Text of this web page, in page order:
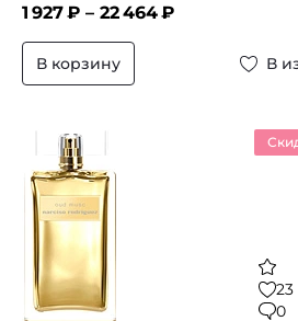
1 927₽ – 22 464₽
В корзину В
23
0